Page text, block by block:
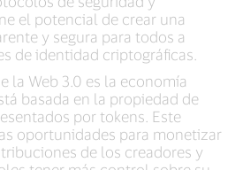
el potencial de crear una
y segura para todos a
de identidad criptográficas.
la Web 3.0 es la economía
basada en la propiedad de
por tokens. Este
oportunidades para monetizar
de los creadores y